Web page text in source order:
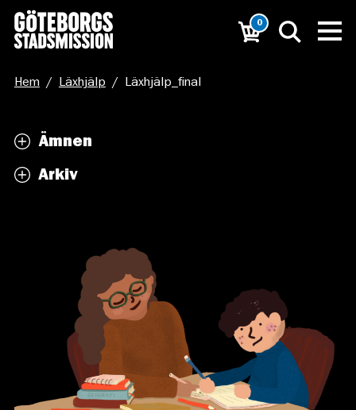
0
Hem / Läxhjälp / Läxhjälp_final
Ämnen
Arkiv